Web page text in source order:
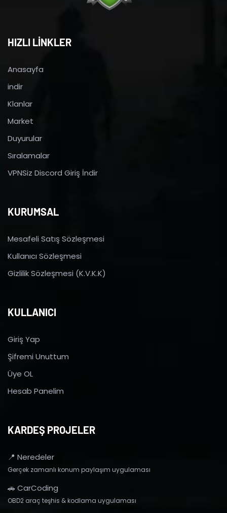
HIZLI LİNKLER
Anasayfa
indir
Klanlar
Market
Duyurular
Sıralamalar
VPNSiz Discord Giriş İndir
KURUMSAL
Mesafeli Satış Sözleşmesi
Kullanıcı Sözleşmesi
Gizlilik Sözleşmesi (K.V.K.K)
KULLANICI
Giriş Yap
Şifremi Unuttum
Üye OL
Hesab Panelim
KARDEŞ PROJELER
📍 Neredeler
Gerçek zamanlı konum paylaşım uygulaması
🚗 CarCoding
OBD2 araç teşhis & kodlama uygulaması